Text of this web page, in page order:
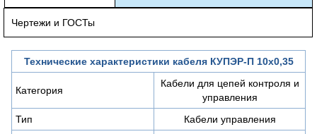
Чертежи и ГОСТы
Технические характеристики кабеля КУПЭР-П 10х0,35
Категория
Кабели для цепей контроля и
управления
Тип
Кабели управления